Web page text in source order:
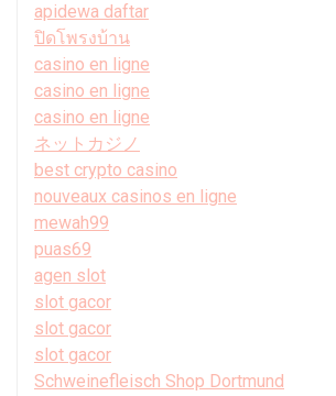
apidewa daftar
ปิดโพรงบ้าน
casino en ligne
casino en ligne
casino en ligne
ネットカジノ
best crypto casino
nouveaux casinos en ligne
mewah99
puas69
agen slot
slot gacor
slot gacor
slot gacor
Schweinefleisch Shop Dortmund